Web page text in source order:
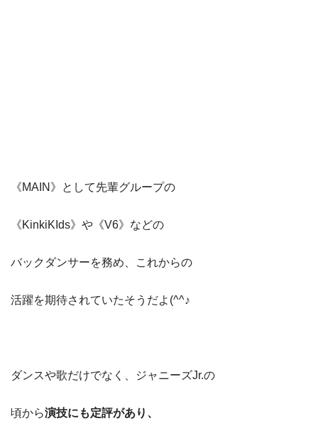
《MAIN》として先輩グループの
《KinkiKIds》や《V6》などの
バックダンサーを務め、これからの
活躍を期待されていたそうだよ(^^♪
ダンスや歌だけでなく、ジャニーズJr.の
頃から演技にも定評があり、